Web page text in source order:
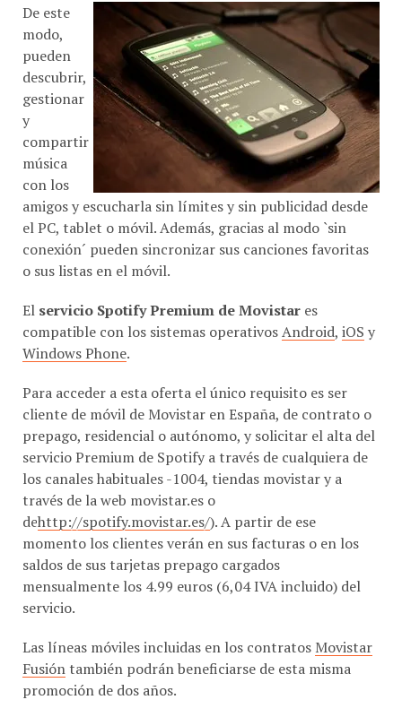
De este
modo,
pueden
descubrir,
gestionar
y
compartir
música
con los
amigos y escucharla sin límites y sin publicidad desde
el PC, tablet o móvil. Además, gracias al modo `sin
conexión´ pueden sincronizar sus canciones favoritas
o sus listas en el móvil.
El servicio Spotify Premium de Movistar es
compatible con los sistemas operativos Android iOS y
Windows Phone
Para acceder a esta oferta el único requisito es ser
cliente de móvil de Movistar en España, de contrato o
prepago, residencial o autónomo, y solicitar el alta del
servicio Premium de Spotify a través de cualquiera de
los canales habituales -1004, tiendas movistar y a
través de la web movistar.es o
dehttp://spotify.movistar.es/). A partir de ese
momento los clientes verán en sus facturas o en los
saldos de sus tarjetas prepago cargados
mensualmente los 4.99 euros (6,04 IVA incluido) del
servicio.
Las líneas móviles incluidas en los contratos Movistar
Fusión también podrán beneficiarse de esta misma
promoción de dos años.